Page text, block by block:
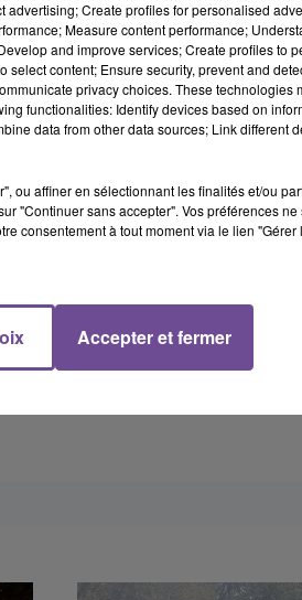
les pompiers et transporté aux
point un peu large et aurait
de l'accident et dans le but d'aider
31 39.
Create profiles for personalised
Measure content performance;
and improve services; Create profiles to
content; Ensure security, prevent and
privacy choices. These technologies
functionalities: Identify devices based on
data from other data sources; Link different
ou affiner en sélectionnant les finalités et/ou
"Continuer sans accepter". Vos préférences
consentement à tout moment via le lien
Accepter et fermer